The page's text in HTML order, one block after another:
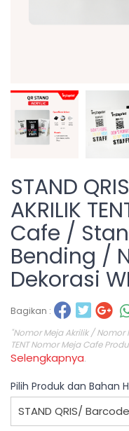
STAND
AKRILIK
Cafe /
Bending /
Dekorasi
Bagikan :
"Nomor Meja Akrilik / Nomor
TENT Nomor Meja Cafe
Selengkapnya.
Pilih Produk dan Bahan